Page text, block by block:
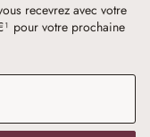
recevrez avec votre
pour votre prochaine